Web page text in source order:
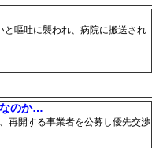
と嘔吐に襲われ、病院に搬送され
なのか…
再開する事業者を公募し優先交渉